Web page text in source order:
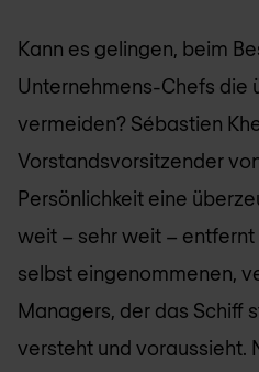
Kann es gelingen, beim
Unternehmens-Chefs die
vermeiden? Sébastien
Vorstandsvorsitzender
Persönlichkeit eine
weit – sehr weit –
selbst eingenommenen,
Managers, der das Schiff
versteht und voraussieht.